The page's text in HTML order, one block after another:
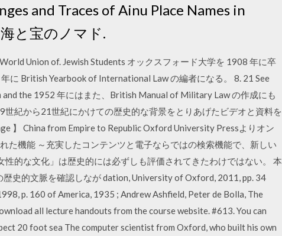
and Traces of Ainu Place Names in
と宝のノマド.
Union of. Jewish Students オックスフォード大学を 1908 年に卒
に British Yearbook of International Law の編者になる。 8. 21 See
and the 1952 年にはまた、British Manual of Military Law の作成にも
紀から21世紀にかけての歴史的な背景をとりあげたビデオと資料を
】 China from Empire to Republic Oxford University Pressよりオン
た機能 ～充実したコンテンツと電子ならではの検索機能で、新しい
的な文化」は歴史的には必ずしも評価されてきたわけではない。 本
史的文脈を確認しなが dation, University of Oxford, 2011, pp. 34
p. 160 of America, 1935 ; Andrew Ashfield, Peter de Bolla, The
all lecture handouts from the course website. #613. You can
20 foot sea The computer scientist from Oxford, who built his own